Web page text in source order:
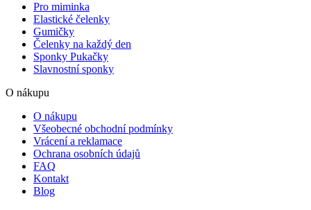
Pro miminka
Elastické čelenky
Gumičky
Čelenky na každý den
Sponky Pukačky
Slavnostní sponky
O nákupu
O nákupu
Všeobecné obchodní podmínky
Vrácení a reklamace
Ochrana osobních údajů
FAQ
Kontakt
Blog